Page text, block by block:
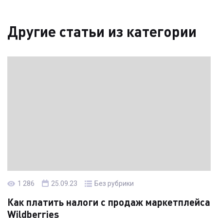
Другие статьи из категории
Читать статью →
1 286 25.09.23 Без рубрики
Как платить налоги с продаж маркетплейса
Wildberries